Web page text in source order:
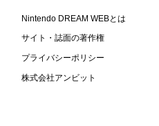
Nintendo DREAM WEBとは
サイト・誌面の著作権
プライバシーポリシー
株式会社アンビット